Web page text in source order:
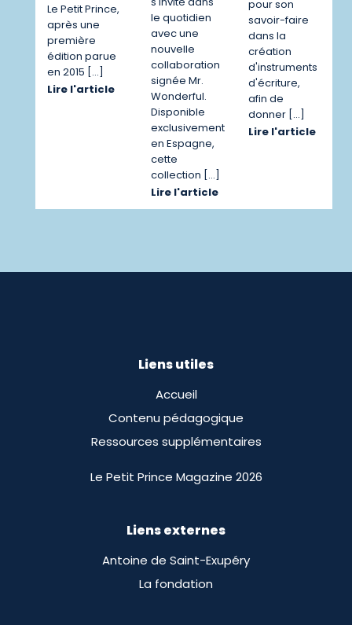
Le Petit Prince,
après une
première
édition parue
en 2015 […]
Lire l'article
le quotidien
avec une
nouvelle
collaboration
signée Mr.
Wonderful.
Disponible
exclusivement
en Espagne,
cette
collection […]
Lire l'article
pour son
savoir-faire
dans la
création
d'instruments
d'écriture,
afin de
donner […]
Lire l'article
Liens utiles
Accueil
Contenu pédagogique
Ressources supplémentaires
Le Petit Prince Magazine 2026
Liens externes
Antoine de Saint-Exupéry
La fondation